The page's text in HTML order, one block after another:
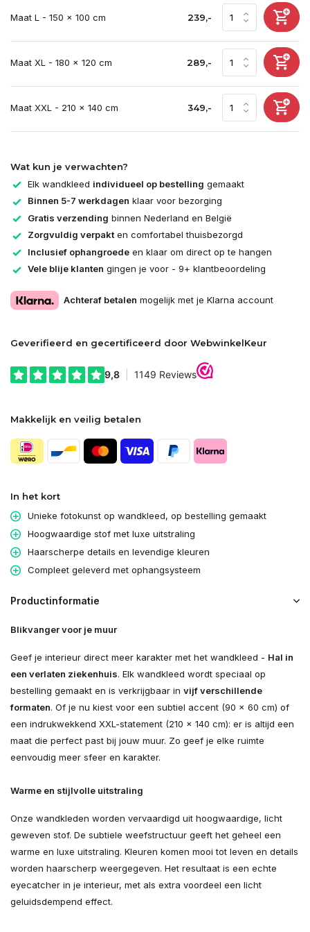
Maat L - 150 x 100 cm 239,-
Maat XL - 180 x 120 cm 289,-
Maat XXL - 210 x 140 cm 349,-
Wat kun je verwachten?
Elk wandkleed individueel op bestelling gemaakt
Binnen 5-7 werkdagen klaar voor bezorging
Gratis verzending binnen Nederland en België
Zorgvuldig verpakten comfortabel thuisbezorgd
Inclusief ophangroede en klaar om direct op te hangen
Vele blije klanten gingen je voor - 9+ klantbeoordeling
Achteraf betalen mogelijk met je Klarna account
Geverifieerd en gecertificeerd door WebwinkelKeur
Makkelijk en veilig betalen
In het kort
Unieke fotokunst op wandkleed, op bestelling gemaakt
Hoogwaardige stof met luxe uitstraling
Haarscherpe details en levendige kleuren
Compleet geleverd met ophangsysteem
Productinformatie
Blikvanger voor je muur
Geef je interieur direct meer karakter met het wandkleed - Hal in
een verlaten ziekenhuis. Elk wandkleed wordt speciaal op
bestelling gemaakt en is verkrijgbaar in vijf verschillende
formaten. Of je nu kiest voor een subtiel accent (90 × 60 cm) of
een indrukwekkend XXL-statement (210 × 140 cm): er is altijd een
maat die perfect past bij jouw muur. Zo geef je elke ruimte
eenvoudig meer sfeer en karakter.
Warme en stijlvolle uitstraling
Onze wandkleden worden vervaardigd uit hoogwaardige, licht
geweven stof. De subtiele weefstructuur geeft het geheel een
warme en luxe uitstraling. Kleuren komen mooi tot leven en details
worden haarscherp weergegeven. Het resultaat is een echte
eyecatcher in je interieur, met als extra voordeel een licht
geluidsdempend effect.